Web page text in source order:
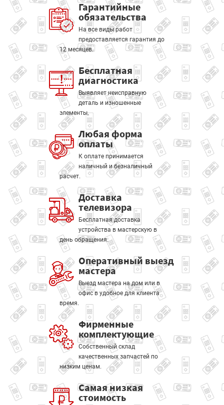
Гарантийные
обязательства
На все виды работ
предоставляется гарантия до
12 месяцев.
Бесплатная
диагностика
Выявляет неисправную
деталь и изношенные
элементы.
Любая форма
оплаты
К оплате принимается
наличный и безналичный
расчет.
Доставка
телевизора
Бесплатная доставка
устройства в мастерскую в
день обращения.
Оперативный выезд
мастера
Выезд мастера на дом или в
офис в удобное для клиента
время.
Фирменные
комплектующие
Собственный склад
качественных запчастей по
низким ценам.
Самая низкая
стоимость